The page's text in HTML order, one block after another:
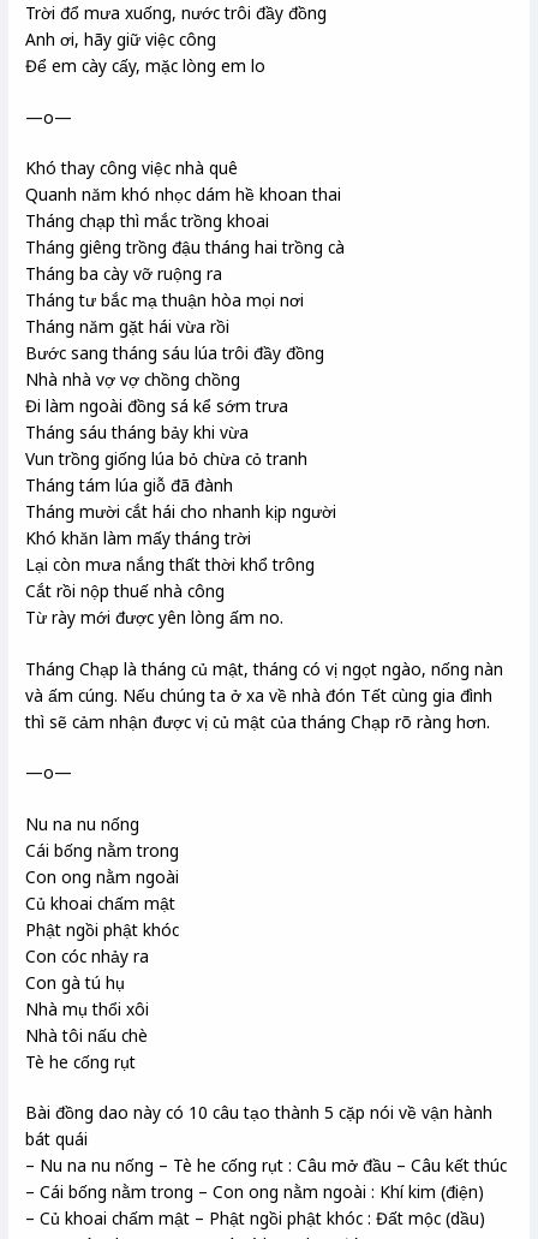
Trời đổ mưa xuống, nước trôi đầy đồng
Anh ơi, hãy giữ việc công
Để em cày cấy, mặc lòng em lo
—o—
Khó thay công việc nhà quê
Quanh năm khó nhọc dám hề khoan thai
Tháng chạp thì mắc trồng khoai
Tháng giêng trồng đậu tháng hai trồng cà
Tháng ba cày vỡ ruộng ra
Tháng tư bắc mạ thuận hòa mọi nơi
Tháng năm gặt hái vừa rồi
Bước sang tháng sáu lúa trôi đầy đồng
Nhà nhà vợ vợ chồng chồng
Đi làm ngoài đồng sá kể sớm trưa
Tháng sáu tháng bảy khi vừa
Vun trồng giống lúa bỏ chừa cỏ tranh
Tháng tám lúa giỗ đã đành
Tháng mười cắt hái cho nhanh kịp người
Khó khăn làm mấy tháng trời
Lại còn mưa nắng thất thời khổ trông
Cắt rồi nộp thuế nhà công
Từ rày mới được yên lòng ấm no.
Tháng Chạp là tháng củ mật, tháng có vị ngọt ngào, nống nàn
và ấm cúng. Nếu chúng ta ở xa về nhà đón Tết cùng gia đình
thì sẽ cảm nhận được vị củ mật của tháng Chạp rõ ràng hơn.
—o—
Nu na nu nống
Cái bống nằm trong
Con ong nằm ngoài
Củ khoai chấm mật
Phật ngồi phật khóc
Con cóc nhảy ra
Con gà tú hụ
Nhà mụ thổi xôi
Nhà tôi nấu chè
Tè he cống rụt
Bài đồng dao này có 10 câu tạo thành 5 cặp nói về vận hành
bát quái
– Nu na nu nống – Tè he cống rụt : Câu mở đầu – Câu kết thúc
– Cái bống nằm trong – Con ong nằm ngoài : Khí kim (điện)
– Củ khoai chấm mật – Phật ngồi phật khóc : Đất mộc (dầu)